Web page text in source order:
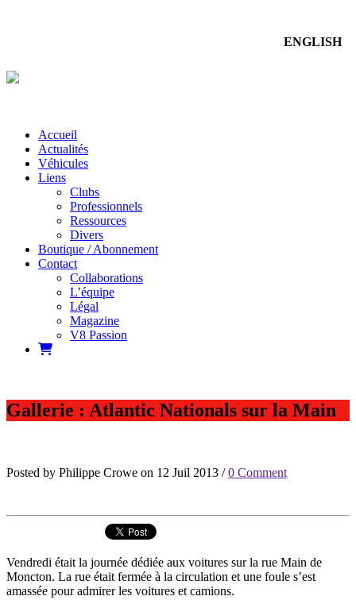
ENGLISH
Accueil
Actualités
Véhicules
Liens
Clubs
Professionnels
Ressources
Divers
Boutique / Abonnement
Contact
Collaborations
L’équipe
Légal
Magazine
V8 Passion
Gallerie : Atlantic Nationals sur la Main
Posted by Philippe Crowe on 12 Juil 2013 /0 Comment
Vendredi était la journée dédiée aux voitures sur la rue Main de
Moncton. La rue était fermée à la circulation et une foule s’est
amassée pour admirer les voitures et camions.